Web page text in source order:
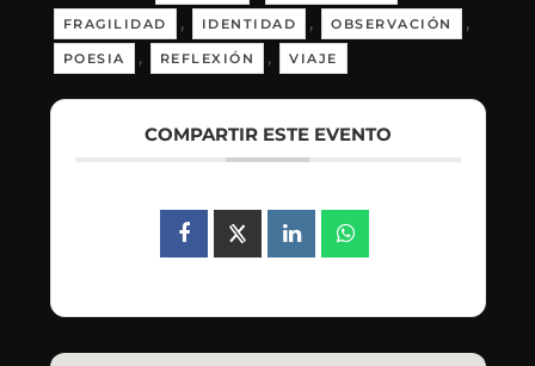
FRAGILIDAD , IDENTIDAD , OBSERVACIÓN ,
POESIA , REFLEXIÓN , VIAJE
COMPARTIR ESTE EVENTO